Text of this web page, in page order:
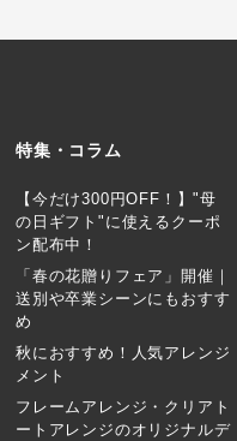
特集・コラム
【今だけ300円OFF！】"母
の日ギフト"に使えるクーポ
ン配布中！
「春の花贈りフェア」開催｜
送別や卒業シーンにもおすす
め
秋におすすめ！人気アレンジ
メント
フレームアレンジ・クリアト
ートアレンジのオリジナルデ